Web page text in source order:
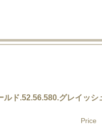
ルド.52.56.580.グレイッシ
Price